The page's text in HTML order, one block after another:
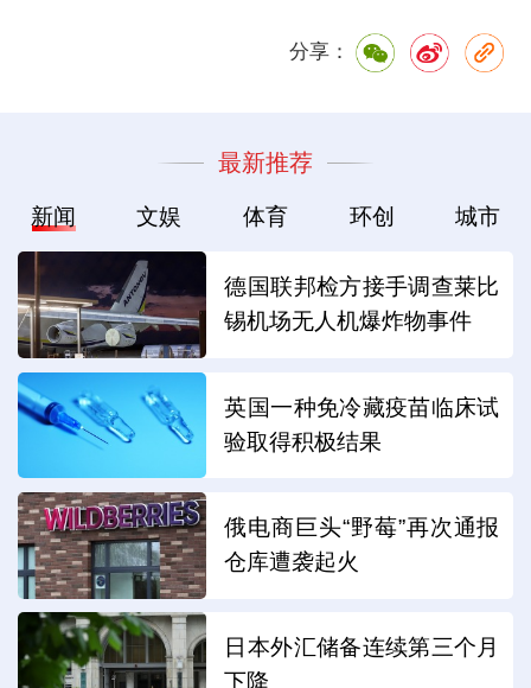
分享：
最新推荐
新闻 文娱 体育 环创 城市
德国联邦检方接手调查莱比
锡机场无人机爆炸物事件
英国一种免冷藏疫苗临床试
验取得积极结果
俄电商巨头“野莓”再次通报
仓库遭袭起火
日本外汇储备连续第三个月
下降